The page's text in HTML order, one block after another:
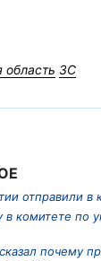
область ЗС
отправили в
в комитете по
почему